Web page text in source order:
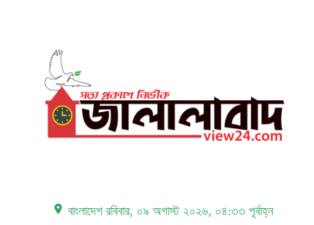
place বাংলাদেশ রবিবার, ০৯ অগাস্ট ২০২৬, ০৪:৩৩ পূর্বাহ্ন